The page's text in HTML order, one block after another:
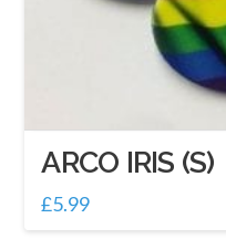
ARCO IRIS (S)
£5.99